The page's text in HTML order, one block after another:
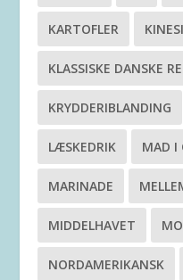
KARTOFLER
KLASSISKE DANSKE
KRYDDERIBLANDING
LÆSKEDRIK MAD I
MARINADE
MIDDELHAVET
NORDAMERIKANSK